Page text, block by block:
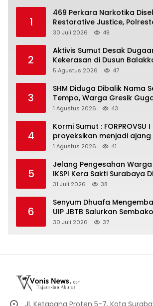
1
469 Perkara Narkotika
Restorative Justice,
Musnahkan Barang Bukti
30 Juli 2026 49
2
Aktivis Sumut Desak
Kekerasan di Dusun
Gunung Malintang Diusut
5 Agustus 2026 47
3
SHM Diduga Dibalik Nama
Tempo, Warga Gresik
Rokok dan Somasi Kepala
1 Agustus 2026 43
4
Kormi Sumut : FORPROVSU
proyeksikan menjadi ajang
Olahraga Masyarakat
1 Agustus 2026 41
5
Jelang Pengesahan
IKSPI Kera Sakti Surabaya
Pembinaan dan Jaga
31 Juli 2026 38
6
Senyum Dhuafa
UIP JBTB Salurkan
Mustahik di Sidoarjo
30 Juli 2026 37